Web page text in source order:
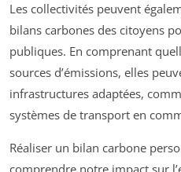
Les collectivités peuvent
bilans carbones des citoyens
publiques. En comprenant
sources d’émissions, elles
infrastructures adaptées,
systèmes de transport en
Réaliser un bilan carbone